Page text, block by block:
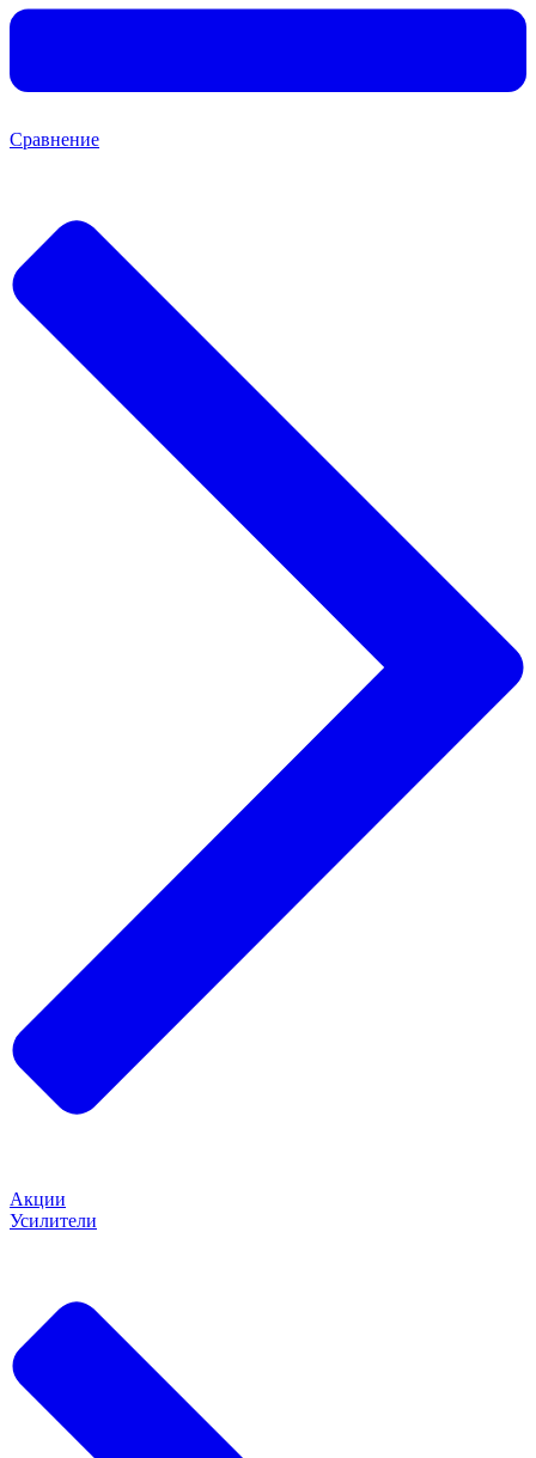
Сравнение
Акции
Усилители